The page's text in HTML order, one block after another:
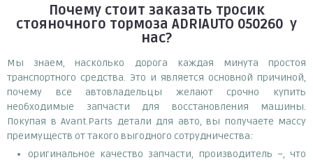
Почему стоит заказать тросик
стояночного тормоза ADRIAUTO 050260 у
нас?
Мы знаем, насколько дорога каждая минута простоя
транспортного средства. Это и является основной причиной,
почему все автовладельцы желают срочно купить
необходимые запчасти для восстановления машины.
Покупая в Avant.Parts детали для авто, вы получаете массу
преимуществ от такого выгодного сотрудничества:
оригинальное качество запчасти, производитель –, что